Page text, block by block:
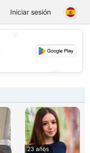
Iniciar sesión
23 años